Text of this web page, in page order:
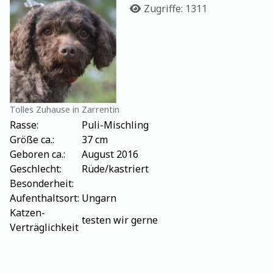
Tolles Zuhause in Zarrentin
Details
Zugriffe: 1311
Rasse:
Puli-Mischling
Größe ca.:
37 cm
Geboren ca.:
August 2016
Geschlecht:
Rüde/kastriert
Besonderheit:
Aufenthaltsort: Ungarn
Katzen-
Verträglichkeit
testen wir gerne